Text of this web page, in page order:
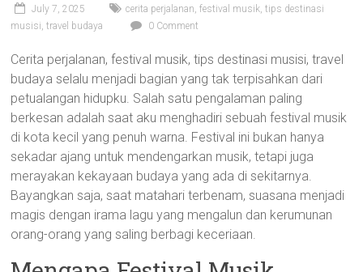
July 7, 2025 cerita perjalanan,festival musik,tips destinasi
musisi,travel budaya 0 Comment
Cerita perjalanan, festival musik, tips destinasi musisi, travel
budaya selalu menjadi bagian yang tak terpisahkan dari
petualangan hidupku. Salah satu pengalaman paling
berkesan adalah saat aku menghadiri sebuah festival musik
di kota kecil yang penuh warna. Festival ini bukan hanya
sekadar ajang untuk mendengarkan musik, tetapi juga
merayakan kekayaan budaya yang ada di sekitarnya.
Bayangkan saja, saat matahari terbenam, suasana menjadi
magis dengan irama lagu yang mengalun dan kerumunan
orang-orang yang saling berbagi keceriaan.